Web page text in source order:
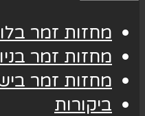
מחזות זמר
מחזות זמר
מחזות זמר
ביקורות